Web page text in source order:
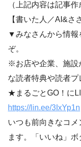
（上記内容は記事
【書いた人／AI&さ
▼みなさんから情報
ぞ。
※お店や企業、施設
な読者特典や読者プ
★まるごとGO！に
https://lin.ee/3IxYp1n
いつも前向きなコ
ます。「いいね」ボ